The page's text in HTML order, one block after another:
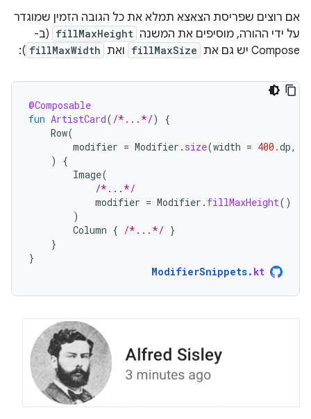
אם רוצים שפריסת הצאצא תמלא את כל הגובה הזמין שמוגדר
על ידי ההורה, מוסיפים את המשנה fillMaxHeight (ב-
Compose יש גם את
fillMaxSize ואת fillMaxWidth
):
@Composable
fun ArtistCard( /*...*/)
{
Row(
modifier = Modifier . size(width = 400.dp,
)
{
Image(
/*...*/
modifier = Modifier . fillMaxHeight()
)
Column { /*...*/ }
}
}
ModifierSnippets. kt